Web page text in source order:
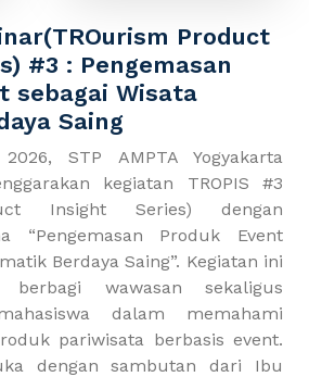
Product
#3 : Pengemasan
sebagai Wisata
Saing
STP AMPTA Yogyakarta
kegiatan TROPIS #3
Insight Series) dengan
“Pengemasan Produk Event
Berdaya Saing”. Kegiatan ini
berbagi wawasan sekaligus
dalam memahami
pariwisata berbasis event.
dengan sambutan dari Ibu